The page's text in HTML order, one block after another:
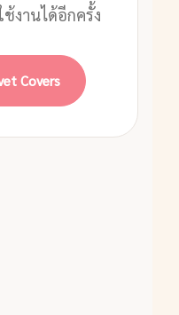
งานได้อีกครั้ง
Covers